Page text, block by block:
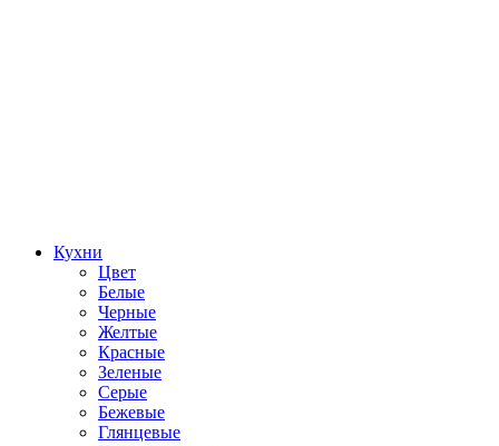
Кухни
Цвет
Белые
Черные
Желтые
Красные
Зеленые
Серые
Бежевые
Глянцевые